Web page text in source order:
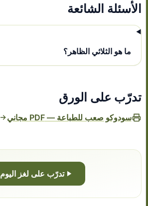
الأسئلة الشائعة
ما هو الثلاثي الظاهر؟
تدرّب على الورق
سودوكو صعب للطباعة — PDF مجاني
تدرّب على لغز اليوم